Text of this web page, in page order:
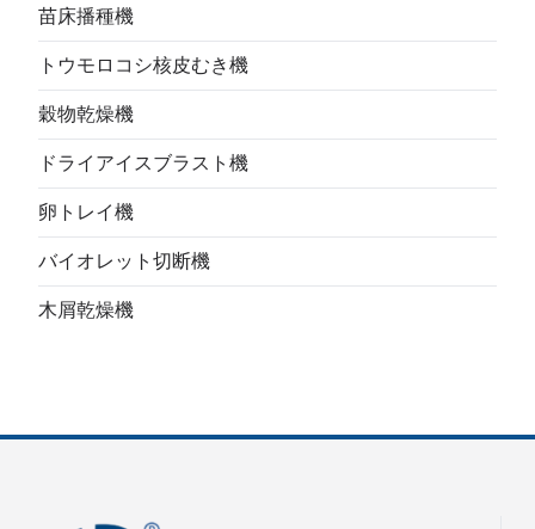
苗床播種機
トウモロコシ核皮むき機
穀物乾燥機
ドライアイスブラスト機
卵トレイ機
バイオレット切断機
木屑乾燥機